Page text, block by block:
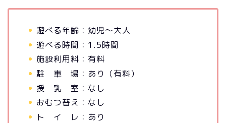
遊べる年齢：幼児～大人
遊べる時間：1.5時間
施設利用料：有料
駐 車 場：あり（有料）
授 乳 室：なし
おむつ替え：なし
ト イ レ：あり